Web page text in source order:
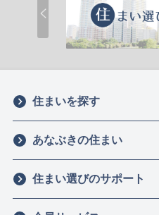
住まいを探す
あなぶきの住まい
住まい選びのサポート